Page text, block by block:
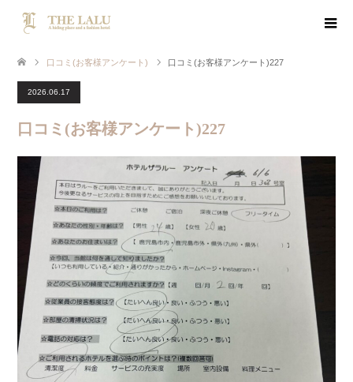
口コミ(お客様アンケート) 口コミ(お客様アンケート)227
2026.06.17
口コミ(お客様アンケート)227